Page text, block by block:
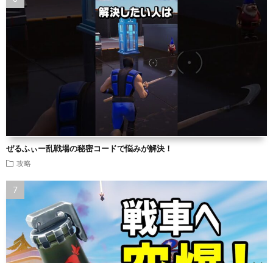
ぜるふぃー乱戦場の秘密コードで悩みが解決！
攻略